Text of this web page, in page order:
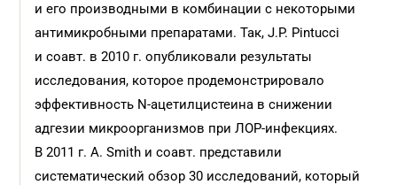
и его производными в комбинации с некоторыми
антимикробными препаратами. Так, J.P. Pintucci
и соавт. в 2010 г. опубликовали результаты
исследования, которое продемонстрировало
эффективность N-ацетилцистеина в снижении
адгезии микроорганизмов при ЛОР-инфекциях.
В 2011 г. A. Smith и соавт. представили
систематический обзор 30 исследований, который